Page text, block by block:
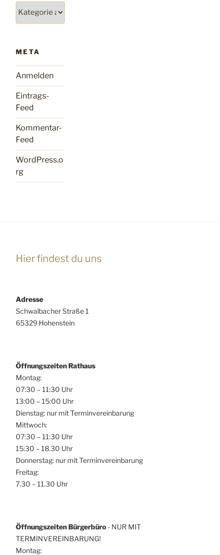
META
Anmelden
Eintrags-
Feed
Kommentar-
Feed
WordPress.o
rg
Hier findest du uns
Adresse
Schwalbacher Straße 1
65329 Hohenstein
Öffnungszeiten Rathaus
Montag:
07:30 – 11:30 Uhr
13:00 – 15:00 Uhr
Dienstag: nur mit Terminvereinbarung
Mittwoch:
07:30 – 11:30 Uhr
15:30 – 18.30 Uhr
Donnerstag: nur mit Terminvereinbarung
Freitag:
7.30 – 11.30 Uhr
Öffnungszeiten Bürgerbüro - NUR MIT
TERMINVEREINBARUNG!
Montag: